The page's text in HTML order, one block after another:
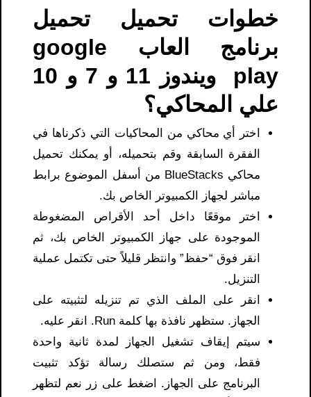
خطوات تحميل تحميل
برنامج العاب google
play​ ويندوز 11 و 7 و 10
علي المحاكي؟
اختر أي محاكي من المحاكيات التي ذكرناها في
الفقرة السابقة وقم بتحميله، أو يمكنك تحميل
محاكي BlueStacks من أسفل الموضوع برابط
مباشر لجهاز الكمبيوتر الخاص بك.
اختر موقعًا داخل أحد الأقراص المضغوطة
الموجودة على جهاز الكمبيوتر الخاص بك، ثم
انقر فوق “حفظ” وانتظر قليلاً حتى تكتمل عملية
التنزيل.
انقر على الملف الذي تم تنزيله لتثبيته على
الجهاز. ستظهر نافذة بها كلمة Run. انقر عليه.
سيتم إيقاف تشغيل الجهاز لمدة ثانية واحدة
فقط، ومن ثم ستصلك رسالة تؤكد تثبيت
البرنامج على الجهاز. اضغط على زر نعم لتظهر